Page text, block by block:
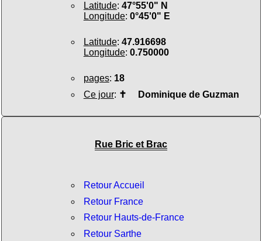
Latitude: 47°55'0" N
Longitude: 0°45'0" E
Latitude: 47.916698
Longitude: 0.750000
pages: 18
Ce jour: ✝ Dominique de Guzman
Rue Bric et Brac
Retour Accueil
Retour France
Retour Hauts-de-France
Retour Sarthe